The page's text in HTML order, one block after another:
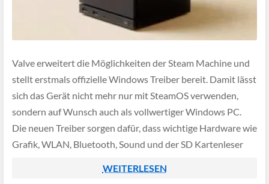
Valve erweitert die Möglichkeiten der Steam Machine und
stellt erstmals offizielle Windows Treiber bereit. Damit lässt
sich das Gerät nicht mehr nur mit SteamOS verwenden,
sondern auf Wunsch auch als vollwertiger Windows PC.
Die neuen Treiber sorgen dafür, dass wichtige Hardware wie
Grafik, WLAN, Bluetooth, Sound und der SD Kartenleser
WEITERLESEN